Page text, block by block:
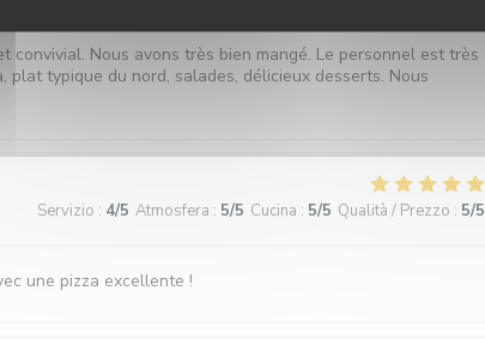
convivial. Nous avons très bien mangé. Le personnel est très
plat typique du nord, salades, délicieux desserts. Nous
Servizio : 4/5 Atmosfera : 5/5 Cucina : 5/5 Qualità / Prezzo : 5/5
une pizza excellente !